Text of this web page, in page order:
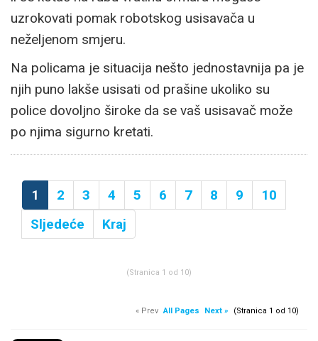
uzrokovati pomak robotskog usisavača u
neželjenom smjeru.
Na policama je situacija nešto jednostavnija pa je
njih puno lakše usisati od prašine ukoliko su
police dovoljno široke da se vaš usisavač može
po njima sigurno kretati.
1 2 3 4 5 6 7 8 9
10
Sljedeće
Kraj
(Stranica 1 od 10)
« Prev All Pages Next » (Stranica 1 od 10)